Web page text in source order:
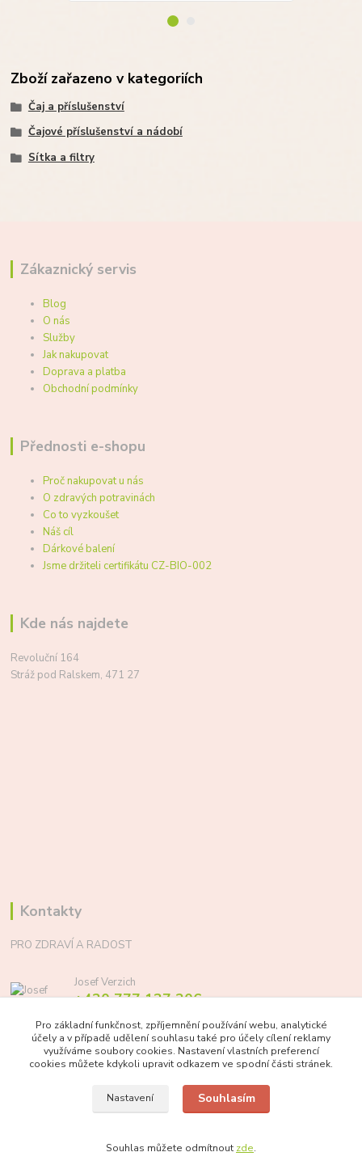
Zboží zařazeno v kategoriích
Čaj a příslušenství
Čajové příslušenství a nádobí
Sítka a filtry
Zákaznický servis
Blog
O nás
Služby
Jak nakupovat
Doprava a platba
Obchodní podmínky
Přednosti e-shopu
Proč nakupovat u nás
O zdravých potravinách
Co to vyzkoušet
Náš cíl
Dárkové balení
Jsme držiteli certifikátu CZ-BIO-002
Kde nás najdete
Revoluční 164
Stráž pod Ralskem, 471 27
Kontakty
PRO ZDRAVÍ A RADOST
Josef Verzich
+420 777 137 206
info@prozdraviaradost.cz
Pro základní funkčnost, zpříjemnění používání webu, analytické
účely a v případě udělení souhlasu také pro účely cílení reklamy
využíváme soubory cookies. Nastavení vlastních preferencí
cookies můžete kdykoli upravit odkazem ve spodní části stránek.
Nastavení Souhlasím
Souhlas můžete odmítnout zde.